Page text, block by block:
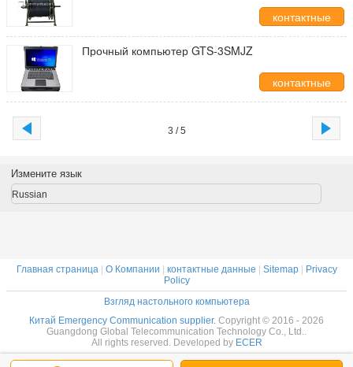
контактные
данные
Прочный компьютер GTS-3SMJZ
контактные
данные
3 / 5
Измените язык
Russian
Главная страница| О Компании контактные данные Sitemap|
Privacy
Policy
Взгляд настольного компьютера
Китай Emergency Communication supplier. Copyright © 2016 - 2026
Guangdong Global Telecommunication Technology Co., Ltd..
All rights reserved. Developed by ECER